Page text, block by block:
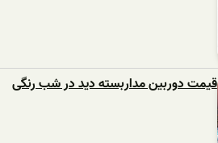
قیمت دوربین مداربسته دید در شب رنگی